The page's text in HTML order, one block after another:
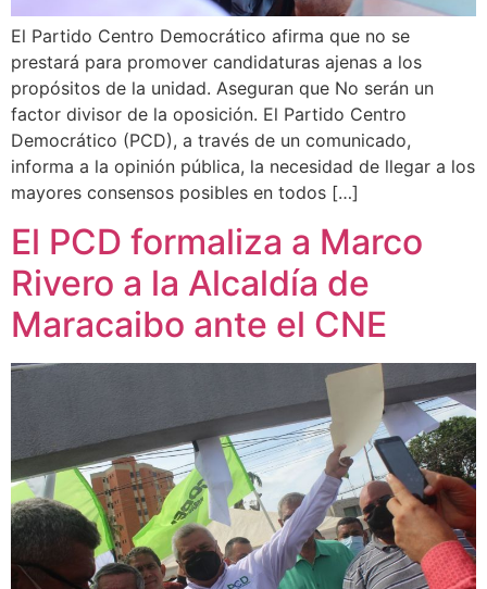
El Partido Centro Democrático afirma que no se
prestará para promover candidaturas ajenas a los
propósitos de la unidad. Aseguran que No serán un
factor divisor de la oposición. El Partido Centro
Democrático (PCD), a través de un comunicado,
informa a la opinión pública, la necesidad de llegar a los
mayores consensos posibles en todos […]
El PCD formaliza a Marco
Rivero a la Alcaldía de
Maracaibo ante el CNE